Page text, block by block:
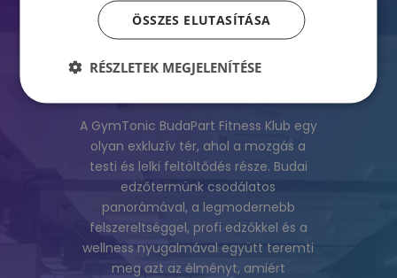
Kezdd el még ma!
A GymTonic BudaPart Fitness Klub egy
olyan exkluzív tér, ahol a mozgás a
testi és lelki feltöltődés része. Budai
edzőtermünk csodálatos
panorámával, a legmodernebb
felszereltséggel, profi edzőkkel és a
wellness nyugalmával együtt teremti
meg azt az élményt, amiért
ÖSSZES ELUTASÍTÁSA
RÉSZLETEK MEGJELENÍTÉSE